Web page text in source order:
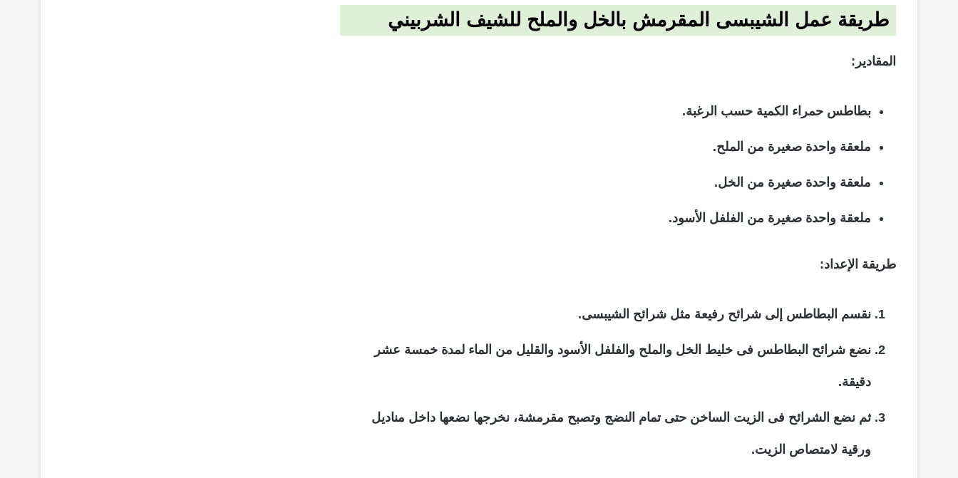
طريقة عمل الشيبسى المقرمش بالخل والملح للشيف الشربيني
المقادير:
بطاطس حمراء الكمية حسب الرغبة.
ملعقة واحدة صغيرة من الملح.
ملعقة واحدة صغيرة من الخل.
ملعقة واحدة صغيرة من الفلفل الأسود.
طريقة الإعداد:
نقسم البطاطس إلى شرائح رفيعة مثل شرائح الشيبسى.
نضع شرائح البطاطس فى خليط الخل والملح والفلفل الأسود والقليل من الماء لمدة خمسة عشر
دقيقة.
ثم نضع الشرائح فى الزيت الساخن حتى تمام النضج وتصبح مقرمشة، نخرجها نضعها داخل مناديل
ورقية لامتصاص الزيت.